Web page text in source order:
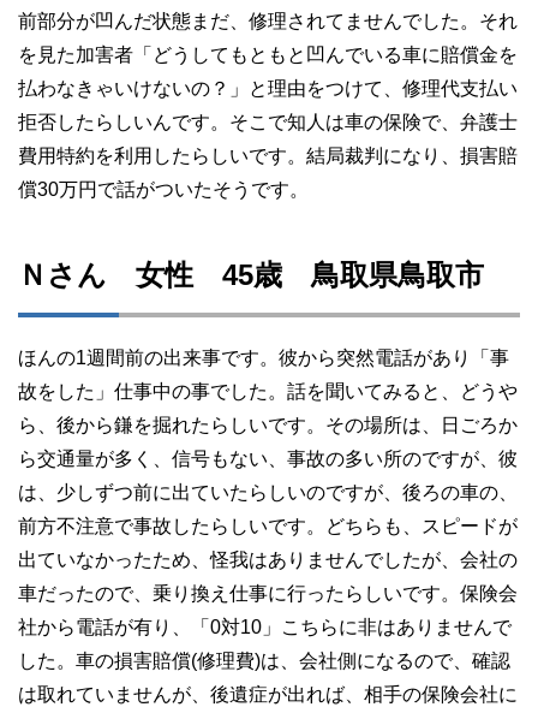
前部分が凹んだ状態まだ、修理されてませんでした。それ
を見た加害者「どうしてもともと凹んでいる車に賠償金を
払わなきゃいけないの？」と理由をつけて、修理代支払い
拒否したらしいんです。そこで知人は車の保険で、弁護士
費用特約を利用したらしいです。結局裁判になり、損害賠
償30万円で話がついたそうです。
Ｎさん 女性 45歳 鳥取県鳥取市
ほんの1週間前の出来事です。彼から突然電話があり「事
故をした」仕事中の事でした。話を聞いてみると、どうや
ら、後から鎌を掘れたらしいです。その場所は、日ごろか
ら交通量が多く、信号もない、事故の多い所のですが、彼
は、少しずつ前に出ていたらしいのですが、後ろの車の、
前方不注意で事故したらしいです。どちらも、スピードが
出ていなかったため、怪我はありませんでしたが、会社の
車だったので、乗り換え仕事に行ったらしいです。保険会
社から電話が有り、「0対10」こちらに非はありませんで
した。車の損害賠償(修理費)は、会社側になるので、確認
は取れていませんが、後遺症が出れば、相手の保険会社に